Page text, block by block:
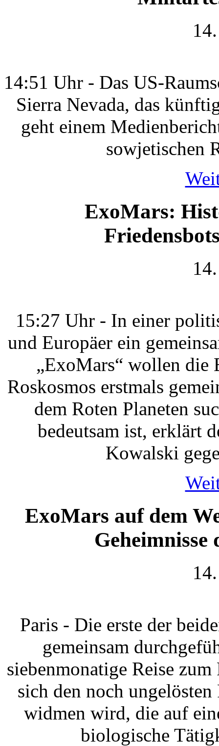
14:51 Uhr - Das US-
Sierra Nevada, das
geht einem
sowjetischen
ExoMars:
15:27 Uhr - In einer
und Europäer ein
„ExoMars“ wollen die
Roskosmos erstmals
dem Roten Planeten
bedeutsam ist, erklärt
Kowalski
ExoMars auf dem
Geheimnisse
Paris - Die erste der
gemeinsam
siebenmonatige Reise
sich den noch
widmen wird, die auf
biologische